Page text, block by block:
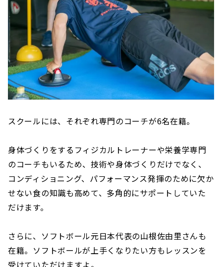
スクールには、それぞれ専門のコーチが6名在籍。
身体づくりをするフィジカルトレーナーや栄養学専門
のコーチもいるため、技術や身体づくりだけでなく、
コンディショニング、パフォーマンス発揮のために欠か
せない食の知識も高めて、多角的にサポートしていた
だけます。
さらに、ソフトボール元日本代表の山根佐由里さんも
在籍。ソフトボールが上手くなりたい方もレッスンを
受けていただけますよ。